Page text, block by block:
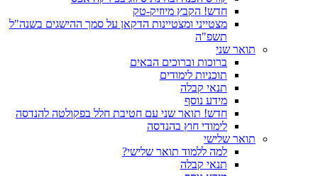
חדש! הקבץ מיוזיק-טק
מצטייני ומצטיינות הדקאן על סמך ההישגים בשנה"ל
תשפ"ה
תואר שני
ברוכות וברוכים הבאים
תוכניות לימודים
תנאי קבלה
מידע נוסף
חדש! תואר שני עם חטיבת חלל בפקולטה להנדסה
לימודי חוץ בהנדסה
תואר שלישי
למה ללמוד תואר שלישי?
תנאי קבלה